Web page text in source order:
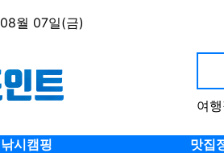
08월 07일(금)
여
낚시캠핑 맛집